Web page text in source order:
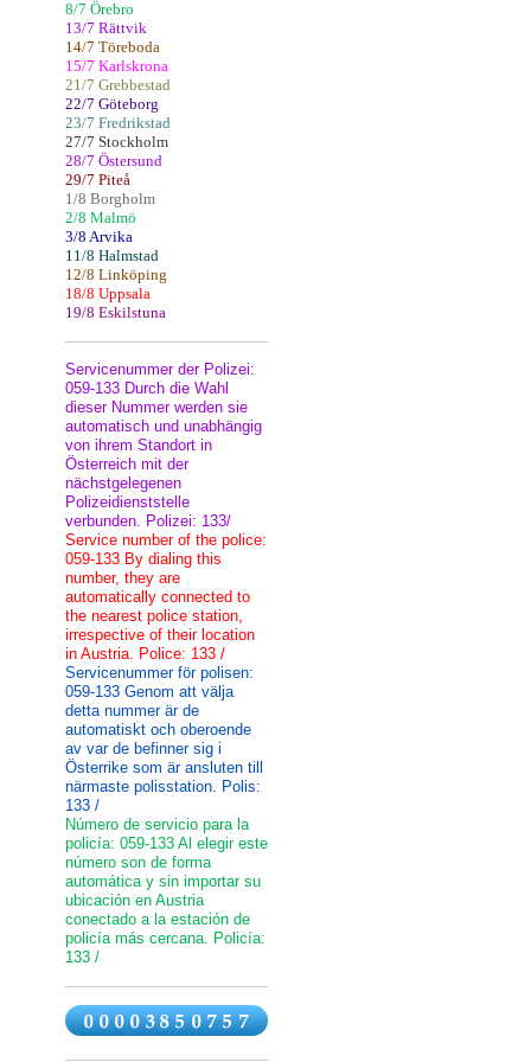
8/7 Örebro
13/7 Rättvik
14/7 Töreboda
15/7 Karlskrona
21/7 Grebbestad
22/7 Göteborg
23/7 Fredrikstad
27/7 Stockholm
28/7 Östersund
29/7 Piteå
1/8 Borgholm
2/8 Malmö
3/8 Arvika
11/8 Halmstad
12/8 Linköping
18/8 Uppsala
19/8 Eskilstuna
Servicenummer der Polizei:
059-133 Durch die Wahl
dieser Nummer werden sie
automatisch und unabhängig
von ihrem Standort in
Österreich mit der
nächstgelegenen
Polizeidienststelle
verbunden. Polizei: 133/
Service number of the police:
059-133 By dialing this
number, they are
automatically connected to
the nearest police station,
irrespective of their location
in Austria. Police: 133 /
Servicenummer för polisen:
059-133 Genom att välja
detta nummer är de
automatiskt och oberoende
av var de befinner sig i
Österrike som är ansluten till
närmaste polisstation. Polis:
133 /
Número de servicio para la
policía: 059-133 Al elegir este
número son de forma
automática y sin importar su
ubicación en Austria
conectado a la estación de
policía más cercana. Policía:
133 /